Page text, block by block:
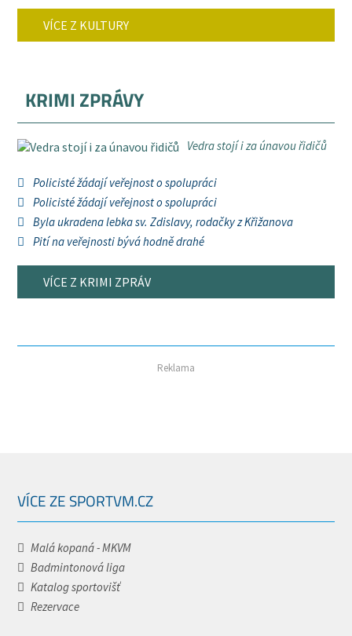
VÍCE Z KULTURY
KRIMI ZPRÁVY
Vedra stojí i za únavou řidičů
Policisté žádají veřejnost o spolupráci
Policisté žádají veřejnost o spolupráci
Byla ukradena lebka sv. Zdislavy, rodačky z Křižanova
Pití na veřejnosti bývá hodně drahé
VÍCE Z KRIMI ZPRÁV
Reklama
VÍCE ZE SPORTVM.CZ
Malá kopaná - MKVM
Badmintonová liga
Katalog sportovišť
Rezervace